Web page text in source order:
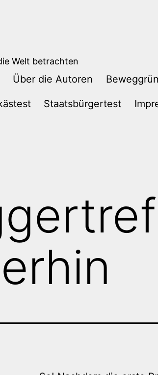
Welt betrachten
Über die Autoren
Staatsbürgertest